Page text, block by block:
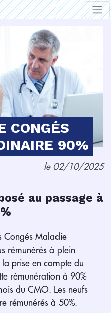
CONGÉS
90%
le 02/10/2025
au passage à
Congés Maladie
rémunérés à plein
prise en compte du
rémunération à 90%
du CMO. Les neufs
rémunérés à 50%.